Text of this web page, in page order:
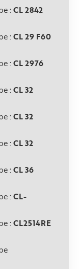
:CL 2842
:CL 29 F60
:CL 2976
:CL 32
:CL 32
:CL 32
:CL 36
:CL-
:CL2514RE